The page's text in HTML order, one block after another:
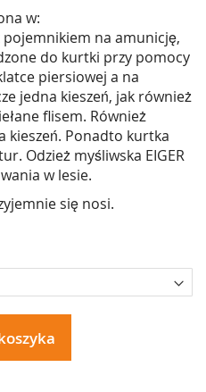
w:
pojemnikiem na amunicję,
do kurtki przy pomocy
piersiowej a na
jedna kieszeń, jak również
flisem. Również
kieszeń. Ponadto kurtka
Odzież myśliwska EIGER
w lesie.
się nosi.